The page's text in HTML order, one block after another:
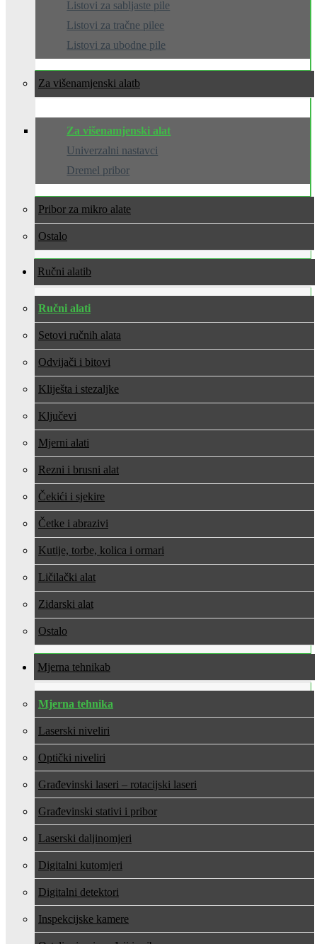
Listovi za sabljaste pile
Listovi za tračne pilee
Listovi za ubodne pile
Za višenamjenski alat
Za višenamjenski alat
Univerzalni nastavci
Dremel pribor
Pribor za mikro alate
Ostalo
Ručni alati
Ručni alati
Setovi ručnih alata
Odvijači i bitovi
Kliješta i stezaljke
Ključevi
Mjerni alati
Rezni i brusni alat
Čekići i sjekire
Četke i abrazivi
Kutije, torbe, kolica i ormari
Ličilački alat
Zidarski alat
Ostalo
Mjerna tehnika
Mjerna tehnika
Laserski niveliri
Optički niveliri
Građevinski laseri – rotacijski laseri
Građevinski stativi i pribor
Laserski daljinomjeri
Digitalni kutomjeri
Digitalni detektori
Inspekcijske kamere